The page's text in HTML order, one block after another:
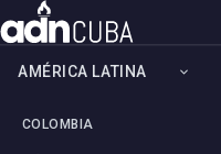
AMÉRICA LATINA
COLOMBIA